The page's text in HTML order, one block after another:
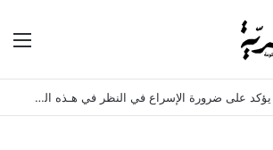
رئيس الجمهوريّة يؤكد على ضرورة الإسراع في النظر في هـذه الملفات